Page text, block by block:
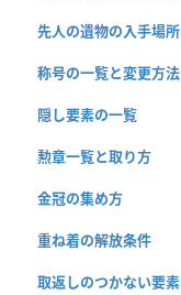
先人の遺物の入手場所
称号の一覧と変更方法
隠し要素の一覧
勲章一覧と取り方
金冠の集め方
重ね着の解放条件
取返しのつかない要素